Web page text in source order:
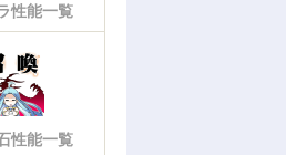
性能一覧
性能一覧